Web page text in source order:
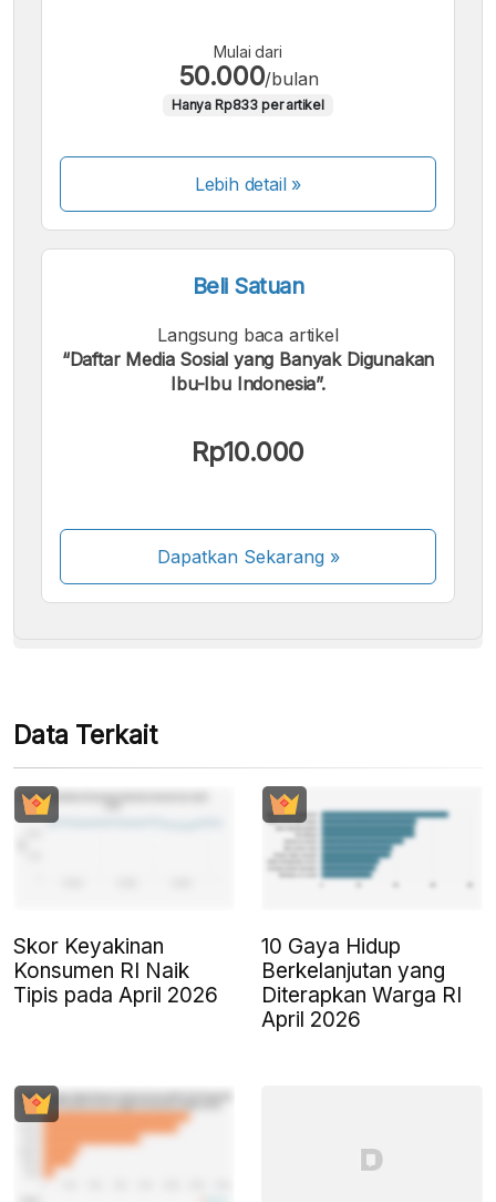
Mulai dari
50.000/bulan
Hanya Rp833 per artikel
Lebih detail »
Beli Satuan
Langsung baca artikel
“Daftar Media Sosial yang Banyak Digunakan
Ibu-Ibu Indonesia”.
Rp10.000
Dapatkan Sekarang»
Beberapa metode pembayaran masih dalam
Data Terkait
Skor Keyakinan
Konsumen RI Naik
Tipis pada April 2026
10 Gaya Hidup
Berkelanjutan yang
Diterapkan Warga RI
April 2026